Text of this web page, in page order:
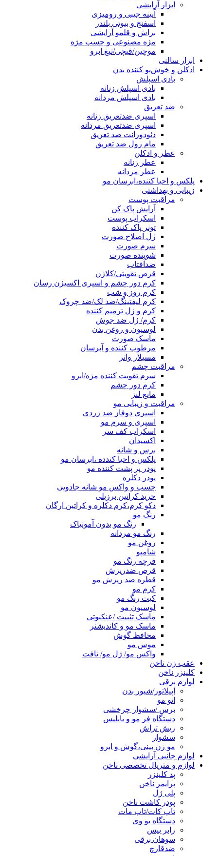
ابزار آرایشی
آیینه جیبی و رومیزی
اسفنج و بیوتی بلندر
براش و قلمو آرایشی
مژه مصنوعی و چسب مژه
موچین/قیچی/تیغ ابرو
ابزار سالنی
ادکلن و خوش‌بو کننده بدن
بادی اسپلش
بادی اسپلش زنانه
بادی اسپلش مردانه
ضد تعریق
اسپری ضدتعریق زنانه
اسپری ضدتعریق مردانه
دئودورانت ضد تعریق
مام رول ضد تعریق
عطر و ادکلن
عطر زنانه
عطر مردانه
پلکس و احیا کننده،ابرسان مو
زیبایی و بهداشتی
مراقبت پوست
آرایش پاک کن
اسکراب پوست
تونر پاک کننده
ژل اصلاح صورت
سرم صورت
شوینده صورت
ضدآفتاب
قرص تقویتی/کلاژن
کرم دور چشم و اسپری اکسیژن رسان
کرم روز و شب
کرم لیفتینگ/ضد لک/ضد چروک
کرم و ژل ترمیم کننده
کرم/ ژل ضد جوش
لوسیون و روغن بدن
ماسک صورت
مرطوب کننده و آبرسان
مسیلار واتر
مراقبت چشم
سرم تقویت کننده مژه/ابرو
کرم دور چشم
مایع لنز
مراقبت و زیبایی مو
اسپری دوفاز ضد زردی
اسپری و سرم مو
اسکراب کف سر
اکسیدان
برس و شانه
پلکس و احیا کندده ،ابرسان مو
پودر پر پشت کننده مو
پودر دکلره
چسب و واکس مو شانه جادویی
خرید کراتین برزیلی
دکو کرم،کرم دکلره و کراتین ارگان
رنگ مو
رنگ مو بدون آمونیاک
رنگ مو مردانه
روغن مو
شامپو
فرچه رنگ مو
قرص ضدریزش
قطره ضد ریزش مو
کرم مو
کیت رنگ مو
لوسیون مو
ماسک تثبیت /عنکبوتی
ماسک مو و کاندیشنر
محافظ گوش
موس مو
واکس مو/ ژل مو/ تافت
عقب زن ناخن
کلینزر ناخن
لوازم برقی
اپیلاتور/شیور بدن
اتو مو
برس /سشوار چرخشی
دستگاه فر مو و بابلیس
ریش تراش
سشوار
مو زن بینی،گوش و ابرو
لوازم جانبی آرایشی
لوازم و متریال تخصصی ناخن
پد کلینزر
پرایمر ناخن
پلی ژل
پودر کاشت ناخن
تاپ کات/تاپ مات
دستگاه یو وی
رابر بیس
سوهان برقی
ضدقارچ